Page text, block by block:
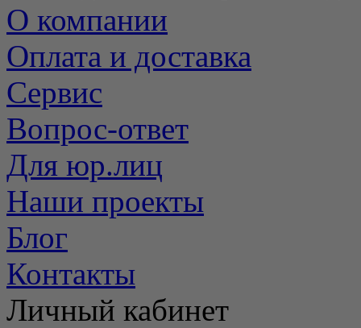
О компании
Оплата и доставка
Сервис
Вопрос-ответ
Для юр.лиц
Наши проекты
Блог
Контакты
Личный кабинет